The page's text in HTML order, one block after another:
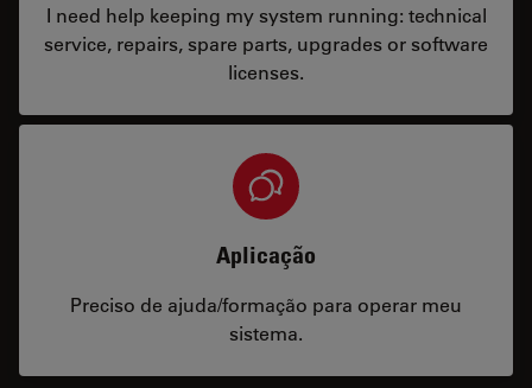
I need help keeping my system running: technical
service, repairs, spare parts, upgrades or software
licenses.
Aplicação
Preciso de ajuda/formação para operar meu
sistema.